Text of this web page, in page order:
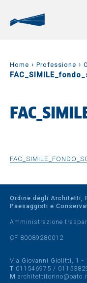
Home › Professione ›
Ordine degli Architetti,
Paesaggisti e
Amministrazione
CF 80089280012
Via Giovanni Giolitti, 1 -
T 011546975 /
M